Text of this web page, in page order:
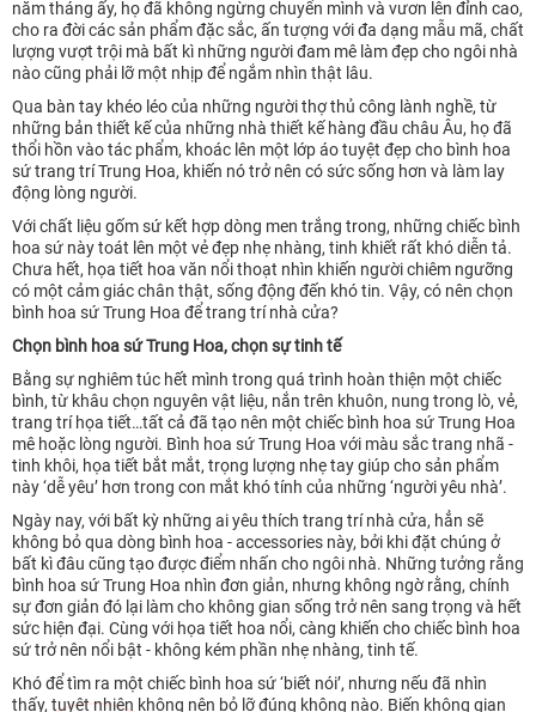
năm tháng ấy, họ đã không ngừng chuyển mình và vươn lên đỉnh cao,
cho ra đời các sản phẩm đặc sắc, ấn tượng với đa dạng mẫu mã, chất
lượng vượt trội mà bất kì những người đam mê làm đẹp cho ngôi nhà
nào cũng phải lỡ một nhịp để ngắm nhìn thật lâu.
Qua bàn tay khéo léo của những người thợ thủ công lành nghề, từ
những bản thiết kế của những nhà thiết kế hàng đầu châu Âu, họ đã
thổi hồn vào tác phẩm, khoác lên một lớp áo tuyệt đẹp cho bình hoa
sứ trang trí Trung Hoa, khiến nó trở nên có sức sống hơn và làm lay
động lòng người.
Với chất liệu gốm sứ kết hợp dòng men trắng trong, những chiếc bình
hoa sứ này toát lên một vẻ đẹp nhẹ nhàng, tinh khiết rất khó diễn tả.
Chưa hết, họa tiết hoa văn nổi thoạt nhìn khiến người chiêm ngưỡng
có một cảm giác chân thật, sống động đến khó tin. Vậy, có nên chọn
bình hoa sứ Trung Hoa để trang trí nhà cửa?
Chọn bình hoa sứ Trung Hoa, chọn sự tinh tế
Bằng sự nghiêm túc hết mình trong quá trình hoàn thiện một chiếc
bình, từ khâu chọn nguyên vật liệu, nắn trên khuôn, nung trong lò, vẻ,
trang trí họa tiết…tất cả đã tạo nên một chiếc bình hoa sứ Trung Hoa
mê hoặc lòng người. Bình hoa sứ Trung Hoa với màu sắc trang nhã -
tinh khôi, họa tiết bắt mắt, trọng lượng nhẹ tay giúp cho sản phẩm
này ‘dễ yêu’ hơn trong con mắt khó tính của những ‘người yêu nhà’.
Ngày nay, với bất kỳ những ai yêu thích trang trí nhà cửa, hẳn sẽ
không bỏ qua dòng bình hoa - accessories này, bởi khi đặt chúng ở
bất kì đâu cũng tạo được điểm nhấn cho ngôi nhà. Những tưởng rằng
bình hoa sứ Trung Hoa nhìn đơn giản, nhưng không ngờ rằng, chính
sự đơn giản đó lại làm cho không gian sống trở nên sang trọng và hết
sức hiện đại. Cùng với họa tiết hoa nổi, càng khiến cho chiếc bình hoa
sứ trở nên nổi bật - không kém phần nhẹ nhàng, tinh tế.
Khó để tìm ra một chiếc bình hoa sứ ‘biết nói’, nhưng nếu đã nhìn
thấy, tuyệt nhiên không nên bỏ lỡ đúng không nào. Biến không gian